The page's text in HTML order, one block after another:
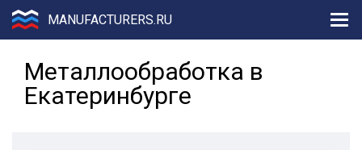
MANUFACTURERS.RU
Металлообработка в
Екатеринбурге